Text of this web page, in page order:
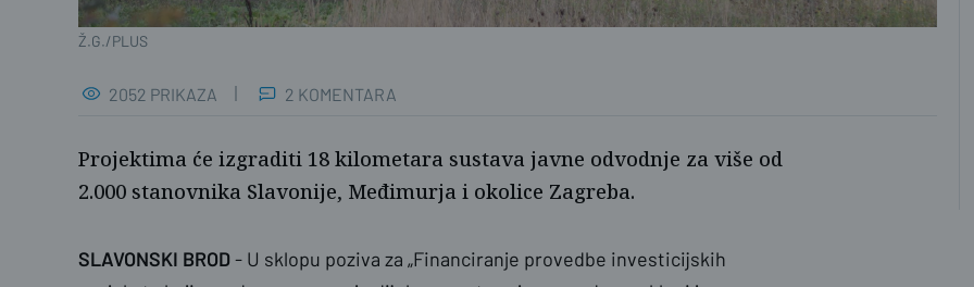
Ž.G./PLUS
2052 PRIKAZA 2 KOMENTARA
Projektima će izgraditi 18 kilometara sustava javne odvodnje za više od
2.000 stanovnika Slavonije, Međimurja i okolice Zagreba.
SLAVONSKI BROD- U sklopu poziva za „Financiranje provedbe investicijskih